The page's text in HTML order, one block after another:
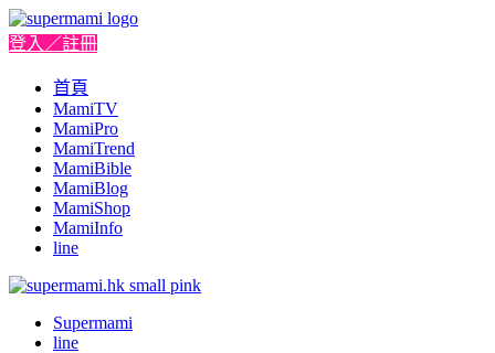
登入／註冊
首頁
MamiTV
MamiPro
MamiTrend
MamiBible
MamiBlog
MamiShop
MamiInfo
line
Supermami
line